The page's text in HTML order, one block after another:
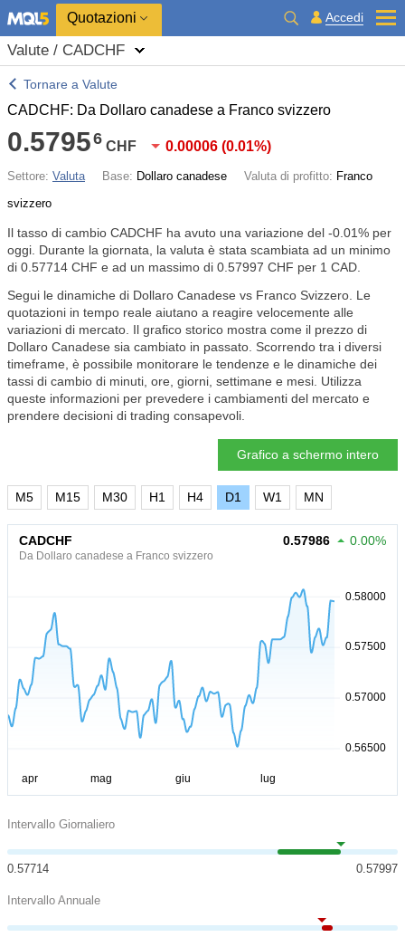
Quotazioni Accedi
Valute / CADCHF
Tornare a Valute
CADCHF: Da Dollaro canadese a Franco svizzero
0.57956 CHF 0.00006 (0.01%)
Settore: Valuta Base: Dollaro canadese Valuta di profitto: Franco
svizzero
Il tasso di cambio CADCHF ha avuto una variazione del -0.01% per
oggi. Durante la giornata, la valuta è stata scambiata ad un minimo
di 0.57714 CHF e ad un massimo di 0.57997 CHF per 1 CAD.
Segui le dinamiche di Dollaro Canadese vs Franco Svizzero. Le
quotazioni in tempo reale aiutano a reagire velocemente alle
variazioni di mercato. Il grafico storico mostra come il prezzo di
Dollaro Canadese sia cambiato in passato. Scorrendo tra i diversi
timeframe, è possibile monitorare le tendenze e le dinamiche dei
tassi di cambio di minuti, ore, giorni, settimane e mesi. Utilizza
queste informazioni per prevedere i cambiamenti del mercato e
prendere decisioni di trading consapevoli.
Grafico a schermo intero
M5 M15 M30 H1 H4 D1 W1 MN
CADCHF
Da Dollaro canadese a Franco svizzero
0.57986 0.00%
Intervallo Giornaliero
0.57714 0.57997
Intervallo Annuale